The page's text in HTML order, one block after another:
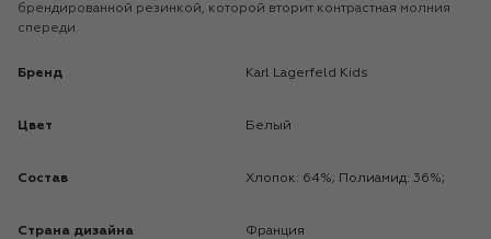
брендированной резинкой, которой вторит контрастная молния
спереди.
Бренд Karl Lagerfeld Kids
Цвет Белый
Состав Хлопок: 64%; Полиамид: 36%;
Страна дизайна Франция